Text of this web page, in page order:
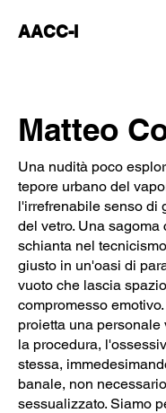
AACC-I
Matteo
Una nudità poco
tepore urbano del
l'irrefrenabile senso di
del vetro. Una sagoma
schianta nel
giusto in un'oasi di
vuoto che lascia
compromesso
proietta una
la procedura,
stessa,
banale, non
sessualizzato. Siamo